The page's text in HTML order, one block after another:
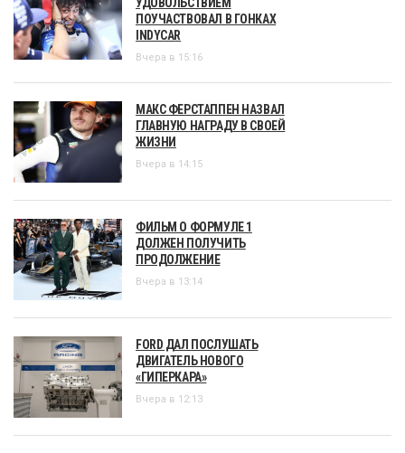
ПОУЧАСТВОВАЛ В ГОНКАХ
INDYCAR
Вчера в 15:16
МАКС ФЕРСТАППЕН НАЗВАЛ
ГЛАВНУЮ НАГРАДУ В СВОЕЙ
ЖИЗНИ
Вчера в 14:15
ФИЛЬМ О ФОРМУЛЕ 1
ДОЛЖЕН ПОЛУЧИТЬ
ПРОДОЛЖЕНИЕ
Вчера в 13:14
FORD ДАЛ ПОСЛУШАТЬ
ДВИГАТЕЛЬ НОВОГО
«ГИПЕРКАРА»
Вчера в 12:13